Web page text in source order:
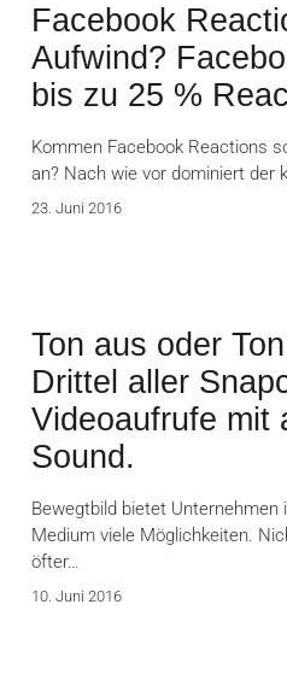
Facebook
Aufwind?
bis zu 25 %
Kommen Facebook Reactions
an? Nach wie vor dominiert der
23. Juni 2016
Ton aus oder
Drittel aller
Videoaufrufe mit
Sound.
Bewegtbild bietet Unternehmen
Medium viele Möglichkeiten.
öfter…
10. Juni 2016